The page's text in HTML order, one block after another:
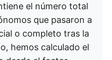
el número total
que pasaron a
o completo tras la
hemos calculado el